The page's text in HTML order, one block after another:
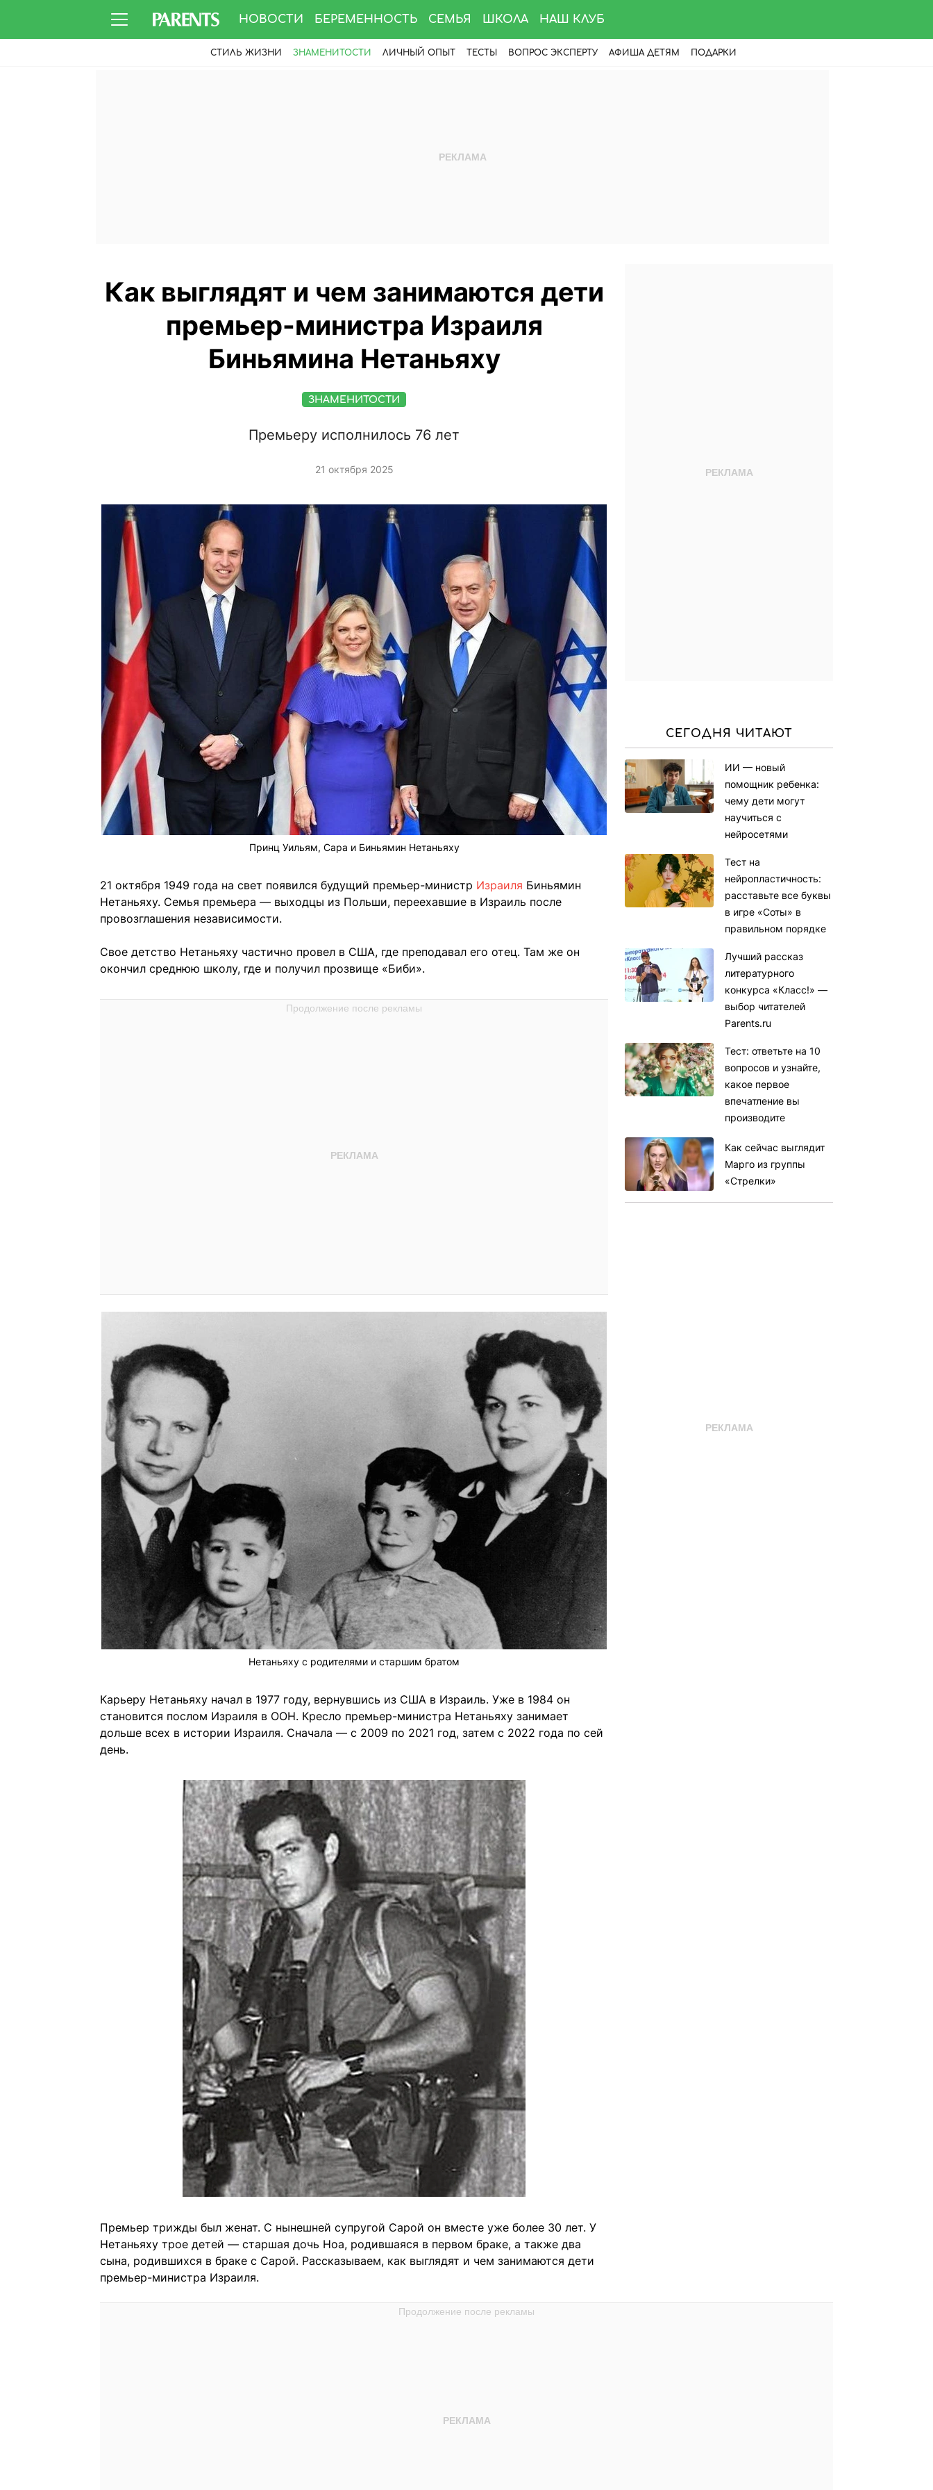
НОВОСТИ БЕРЕМЕННОСТЬ СЕМЬЯ ШКОЛА НАШ КЛУБ
СТИЛЬ ЖИЗНИ ЗНАМЕНИТОСТИ ЛИЧНЫЙ ОПЫТ ТЕСТЫ ВОПРОС ЭКСПЕРТУ АФИША ДЕТЯМ ПОДАРКИ
Как выглядят и чем занимаются дети
премьер-министра Израиля
Биньямина Нетаньяху
ЗНАМЕНИТОСТИ
Премьеру исполнилось 76 лет
21 октября 2025
Принц Уильям, Сара и Биньямин Нетаньяху
21 октября 1949 года на свет появился будущий премьер-министр Израиля Биньямин
Нетаньяху. Семья премьера — выходцы из Польши, переехавшие в Израиль после
провозглашения независимости.
Свое детство Нетаньяху частично провел в США, где преподавал его отец. Там же он
окончил среднюю школу, где и получил прозвище «Биби».
Нетаньяху с родителями и старшим братом
Карьеру Нетаньяху начал в 1977 году, вернувшись из США в Израиль. Уже в 1984 он
становится послом Израиля в ООН. Кресло премьер-министра Нетаньяху занимает
дольше всех в истории Израиля. Сначала — с 2009 по 2021 год, затем с 2022 года по сей
день.
Премьер трижды был женат. С нынешней супругой Сарой он вместе уже более 30 лет. У
Нетаньяху трое детей — старшая дочь Ноа, родившаяся в первом браке, а также два
сына, родившихся в браке с Сарой. Рассказываем, как выглядят и чем занимаются дети
премьер-министра Израиля.
СЕГОДНЯ ЧИТАЮТ
ИИ — новый
помощник ребенка:
чему дети могут
научиться с
нейросетями
Тест на
нейропластичность:
расставьте все буквы
в игре «Соты» в
правильном порядке
Лучший рассказ
литературного
конкурса «Класс!» —
выбор читателей
Parents.ru
Тест: ответьте на 10
вопросов и узнайте,
какое первое
впечатление вы
производите
Как сейчас выглядит
Марго из группы
«Стрелки»